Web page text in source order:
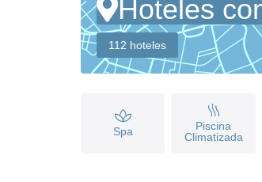
Hoteles
112 hoteles
Spa
Piscina
Climatizada